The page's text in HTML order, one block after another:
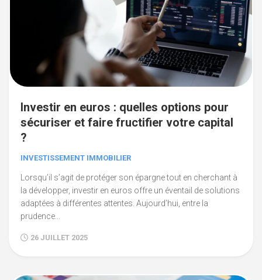
Investir en euros : quelles options pour
sécuriser et faire fructifier votre capital
?
INVESTISSEMENT IMMOBILIER
Lorsqu’il s’agit de protéger son épargne tout en cherchant à
la développer, investir en euros offre un éventail de solutions
adaptées à différentes attentes. Aujourd’hui, entre la
prudence...
26 JUILLET 2025